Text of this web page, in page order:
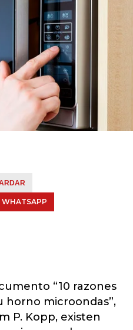
WHATSAPP
“10 razones
horno microondas”,
P. Kopp, existen